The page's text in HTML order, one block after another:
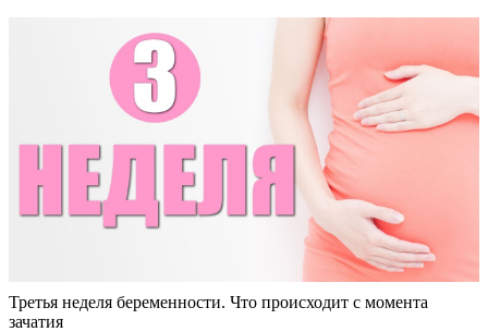
Третья неделя беременности. Что происходит с момента
зачатия